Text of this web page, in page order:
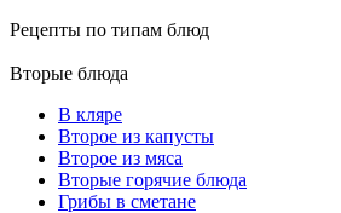
Рецепты по типам блюд
Вторые блюда
В кляре
Второе из капусты
Второе из мяса
Вторые горячие блюда
Грибы в сметане